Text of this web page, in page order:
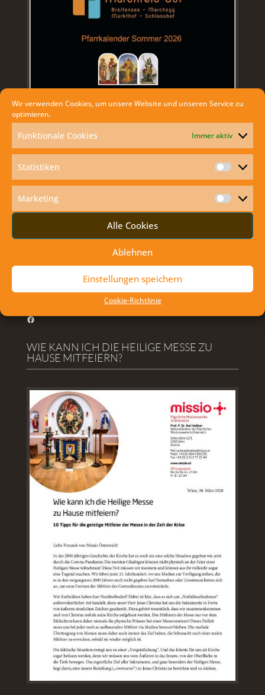
Wir verwenden Cookies, um unsere Website und unseren Service zu
optimieren.
Funktionale Cookies Immer aktiv
Statistiken
Marketing
Alle Cookies
Ablehnen
Einstellungen speichern
Cookie-Richtlinie
AKTUELLES
Exodus mit dem Kisi Club Marchegg
Anbetung und danach Klostergrill
Familien und Jugendmesse in der Bahnhofkirche
Verabschiedung von Bruder Benedict Charbel
Erstkommunion Markthof
FOLLOW US ON FACEBOOK
Facebook
WIE KANN ICH DIE HEILIGE MESSE ZU
HAUSE MITFEIERN?